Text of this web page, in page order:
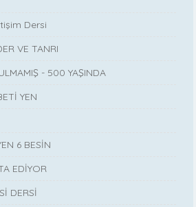
Dersi
VE TANRI
- 500 YAŞINDA
YEN
6 BESİN
EDİYOR
DERSİ